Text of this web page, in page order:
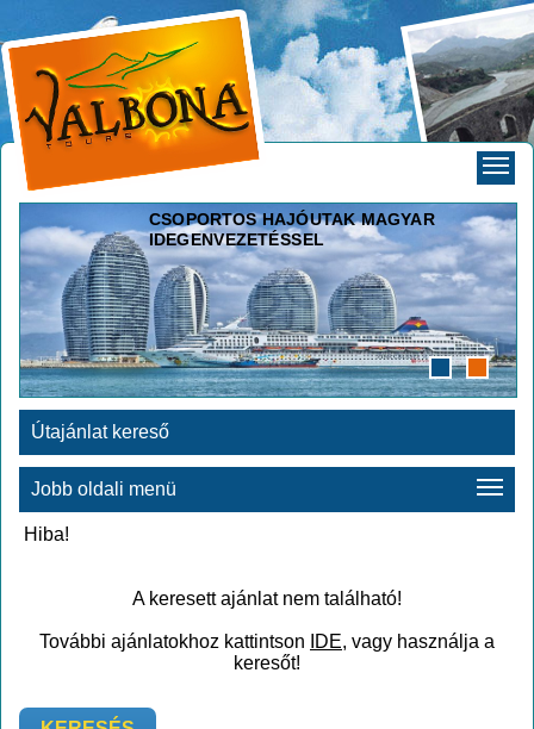
CSOPORTOS HAJÓUTAK MAGYAR
IDEGENVEZETÉSSEL
Útajánlat kereső
Jobb oldali menü
Hiba!
A keresett ajánlat nem található!
További ajánlatokhoz kattintson IDE, vagy használja a
keresőt!